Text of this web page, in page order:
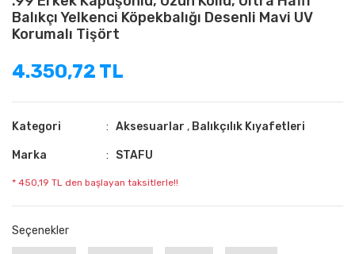
Balıkçı Yelkenci Köpekbalığı Desenli Mavi UV
Korumalı Tişört
4.350,72 TL
Kategori Aksesuarlar , Balıkçılık Kıyafetleri
Marka STAFU
* 450,19 TL den başlayan taksitlerle!!
Seçenekler